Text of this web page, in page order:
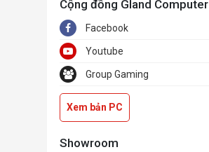
Cộng đồng Gland Computer
Facebook
Youtube
Group Gaming
Xem bản PC
Showroom